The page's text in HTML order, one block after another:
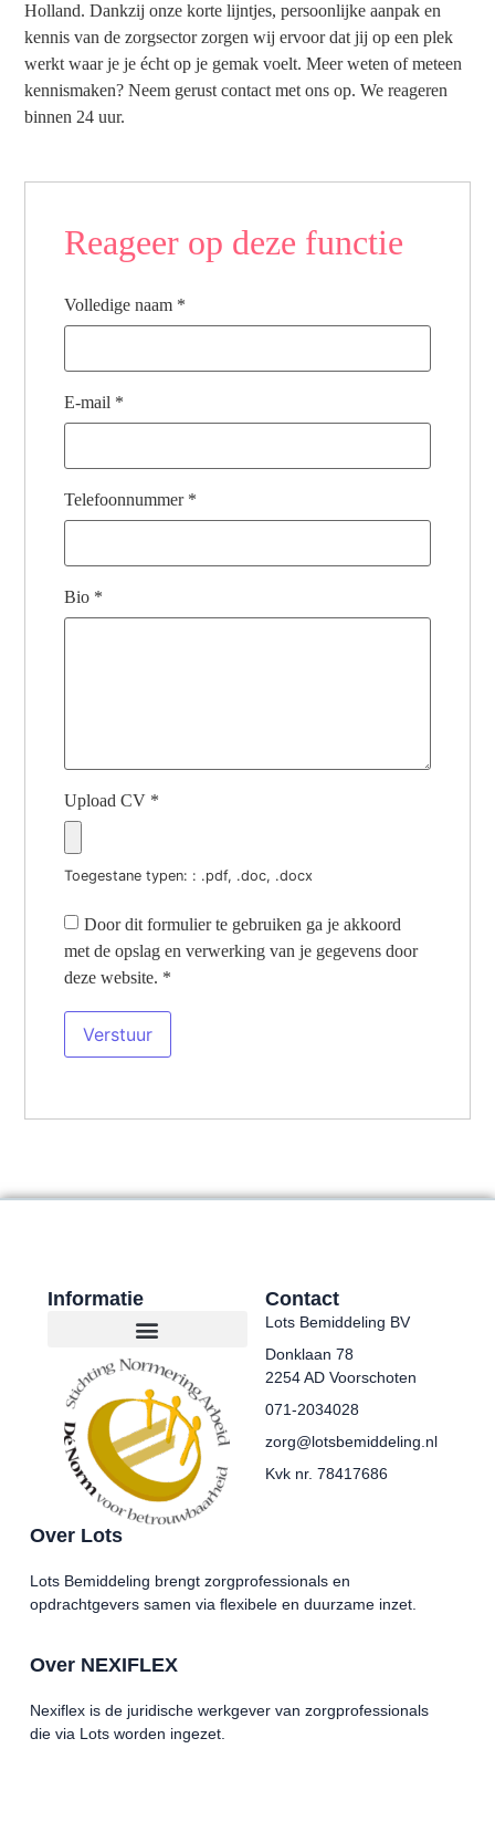
Holland. Dankzij onze korte lijntjes, persoonlijke aanpak en
kennis van de zorgsector zorgen wij ervoor dat jij op een plek
werkt waar je je écht op je gemak voelt. Meer weten of meteen
kennismaken? Neem gerust contact met ons op. We reageren
binnen 24 uur.
Reageer op deze functie
Volledige naam *
E-mail *
Telefoonnummer *
Bio *
Upload CV *
Toegestane typen: : .pdf, .doc, .docx
Door dit formulier te gebruiken ga je akkoord
met de opslag en verwerking van je gegevens door
deze website. *
Over Lots
Lots Bemiddeling brengt zorgprofessionals en
opdrachtgevers samen via flexibele en duurzame inzet.
Over NEXIFLEX
Nexiflex is de juridische werkgever van zorgprofessionals
die via Lots worden ingezet.
Informatie Contact
Lots Bemiddeling BV
Donklaan 78
2254 AD Voorschoten
071-2034028
zorg@lotsbemiddeling.nl
Kvk nr. 78417686